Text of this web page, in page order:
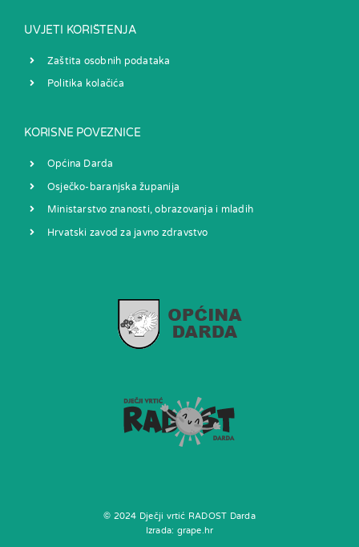
UVJETI KORIŠTENJA
Zaštita osobnih podataka
Politika kolačića
KORISNE POVEZNICE
Općina Darda
Osječko-baranjska županija
Ministarstvo znanosti, obrazovanja i mladih
Hrvatski zavod za javno zdravstvo
© 2024 Dječji vrtić RADOST Darda
Izrada: grape.hr